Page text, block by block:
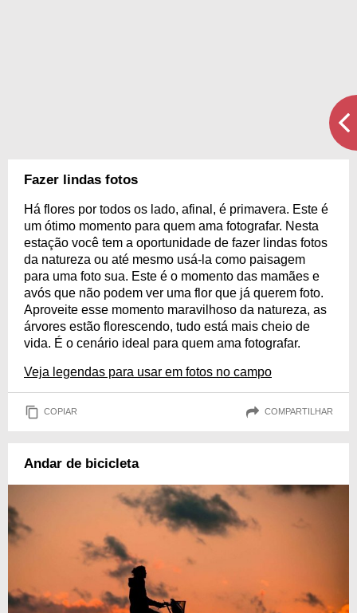
Fazer lindas fotos
Há flores por todos os lado, afinal, é primavera. Este é
um ótimo momento para quem ama fotografar. Nesta
estação você tem a oportunidade de fazer lindas fotos
da natureza ou até mesmo usá-la como paisagem
para uma foto sua. Este é o momento das mamães e
avós que não podem ver uma flor que já querem foto.
Aproveite esse momento maravilhoso da natureza, as
árvores estão florescendo, tudo está mais cheio de
vida. É o cenário ideal para quem ama fotografar.
Veja legendas para usar em fotos no campo
COPIAR COMPARTILHAR
Andar de bicicleta